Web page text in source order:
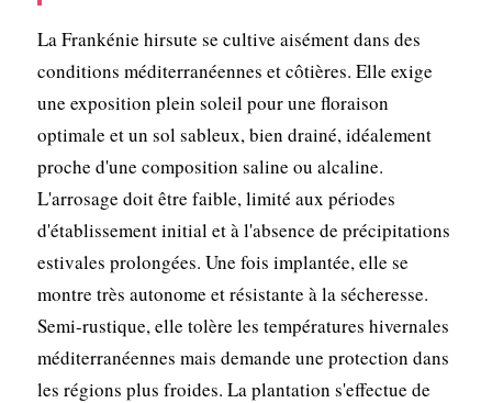
La Frankénie hirsute se cultive aisément dans des
conditions méditerranéennes et côtières. Elle exige
une exposition plein soleil pour une floraison
optimale et un sol sableux, bien drainé, idéalement
proche d'une composition saline ou alcaline.
L'arrosage doit être faible, limité aux périodes
d'établissement initial et à l'absence de précipitations
estivales prolongées. Une fois implantée, elle se
montre très autonome et résistante à la sécheresse.
Semi-rustique, elle tolère les températures hivernales
méditerranéennes mais demande une protection dans
les régions plus froides. La plantation s'effectue de